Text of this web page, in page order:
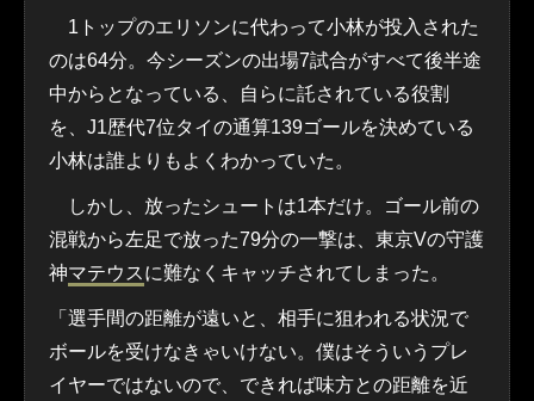
1トップのエリソンに代わって小林が投入された
のは64分。今シーズンの出場7試合がすべて後半途
中からとなっている、自らに託されている役割
を、J1歴代7位タイの通算139ゴールを決めている
小林は誰よりもよくわかっていた。
しかし、放ったシュートは1本だけ。ゴール前の
混戦から左足で放った79分の一撃は、東京Vの守護
神マテウスに難なくキャッチされてしまった。
「選手間の距離が遠いと、相手に狙われる状況で
ボールを受けなきゃいけない。僕はそういうプレ
イヤーではないので、できれば味方との距離を近